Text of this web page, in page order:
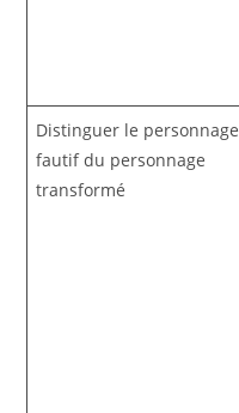
Distinguer le personnage
fautif du personnage
transformé